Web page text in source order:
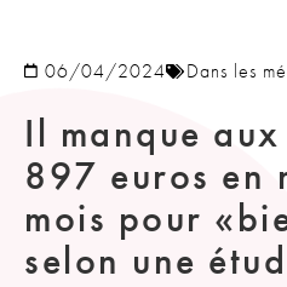
06/04/2024 Dans les
Il manque
897 euros en
mois pour
selon une